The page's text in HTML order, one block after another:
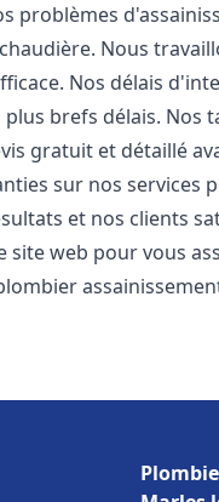
problèmes
Nous
Nos délais
brefs délais. Nos
gratuit et détaillé
sur nos services
et nos clients
web pour vous